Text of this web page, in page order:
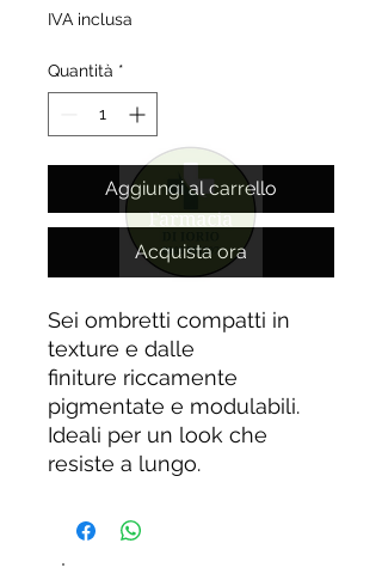
IVA inclusa
Quantità *
Aggiungi al carrello
Acquista ora
Sei ombretti compatti in
texture e dalle
finiture riccamente
pigmentate e modulabili.
Ideali per un look che
resiste a lungo.